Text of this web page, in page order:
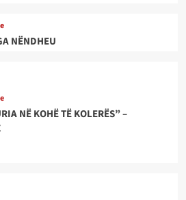
NËNDHEU
NË KOHË TË KOLERËS” –